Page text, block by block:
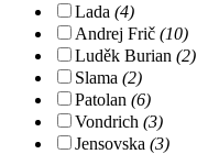
Lada (4)
Andrej Frič (10)
Luděk Burian (2)
Slama (2)
Patolan (6)
Vondrich (3)
Jensovska (3)